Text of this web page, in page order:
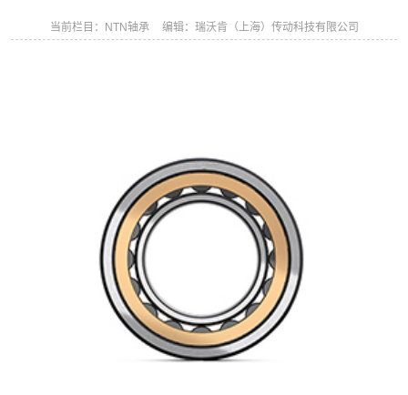
当前栏目：NTN轴承 编辑：瑞沃肯（上海）传动科技有限公司